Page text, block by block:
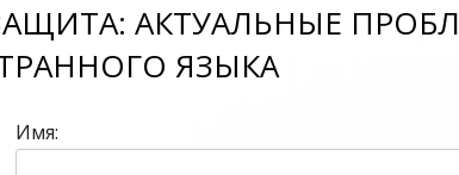
АКТУАЛЬНЫЕ
ЯЗЫКА
Имя: